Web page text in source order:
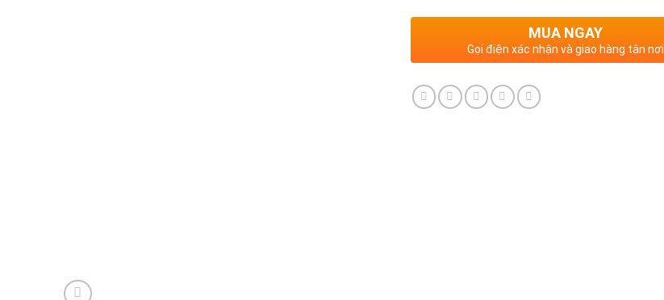
MUA NGAY
Gọi điện xác nhận và giao hàng tận nơi